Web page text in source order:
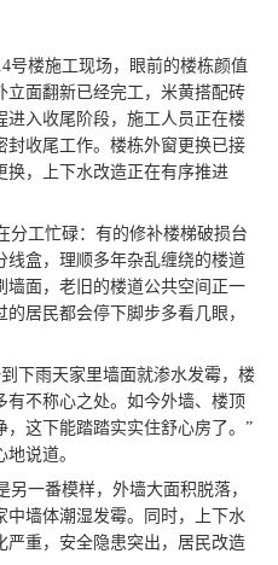
楼施工现场，眼前的楼栋颜值
立面翻新已经完工，米黄搭配砖
进入收尾阶段，施工人员正在楼
封收尾工作。楼栋外窗更换已接
换，上下水改造正在有序推进
工忙碌：有的修补楼梯破损台
线盒，理顺多年杂乱缠绕的楼道
墙面，老旧的楼道公共空间正一
居民都会停下脚步多看几眼，
下雨天家里墙面就渗水发霉，楼
不称心之处。如今外墙、楼顶
这下能踏踏实实住舒心房了。”
说道。
一番模样，外墙大面积脱落，
中墙体潮湿发霉。同时，上下水
严重，安全隐患突出，居民改造